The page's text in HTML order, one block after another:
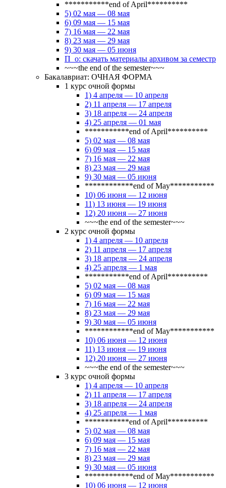
***********end of April**********
5) 02 мая — 08 мая
6) 09 мая — 15 мая
7) 16 мая — 22 мая
8) 23 мая — 29 мая
9) 30 мая — 05 июня
П_о: скачать материалы архивом за семестр
~~~the end of the semester~~~
Бакалавриат: ОЧНАЯ ФОРМА
1 курс очной формы
1) 4 апреля — 10 апреля
2) 11 апреля — 17 апреля
3) 18 апреля — 24 апреля
4) 25 апреля — 01 мая
***********end of April**********
5) 02 мая — 08 мая
6) 09 мая — 15 мая
7) 16 мая — 22 мая
8) 23 мая — 29 мая
9) 30 мая — 05 июня
************end of May***********
10) 06 июня — 12 июня
11) 13 июня — 19 июня
12) 20 июня — 27 июня
~~~the end of the semester~~~
2 курс очной формы
1) 4 апреля — 10 апреля
2) 11 апреля — 17 апреля
3) 18 апреля — 24 апреля
4) 25 апреля — 1 мая
***********end of April**********
5) 02 мая — 08 мая
6) 09 мая — 15 мая
7) 16 мая — 22 мая
8) 23 мая — 29 мая
9) 30 мая — 05 июня
************end of May***********
10) 06 июня — 12 июня
11) 13 июня — 19 июня
12) 20 июня — 27 июня
~~~the end of the semester~~~
3 курс очной формы
1) 4 апреля — 10 апреля
2) 11 апреля — 17 апреля
3) 18 апреля — 24 апреля
4) 25 апреля — 1 мая
***********end of April**********
5) 02 мая — 08 мая
6) 09 мая — 15 мая
7) 16 мая — 22 мая
8) 23 мая — 29 мая
9) 30 мая — 05 июня
************end of May***********
10) 06 июня — 12 июня